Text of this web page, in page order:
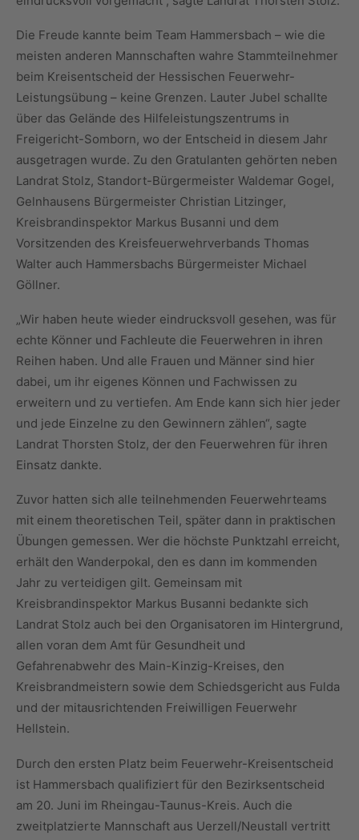
Die Freude kannte beim Team Hammersbach – wie die
meisten anderen Mannschaften wahre Stammteilnehmer
beim Kreisentscheid der Hessischen Feuerwehr-
Leistungsübung – keine Grenzen. Lauter Jubel schallte
über das Gelände des Hilfeleistungszentrums in
Freigericht-Somborn, wo der Entscheid in diesem Jahr
ausgetragen wurde. Zu den Gratulanten gehörten neben
Landrat Stolz, Standort-Bürgermeister Waldemar Gogel,
Gelnhausens Bürgermeister Christian Litzinger,
Kreisbrandinspektor Markus Busanni und dem
Vorsitzenden des Kreisfeuerwehrverbands Thomas
Walter auch Hammersbachs Bürgermeister Michael
Göllner.
„Wir haben heute wieder eindrucksvoll gesehen, was für
echte Könner und Fachleute die Feuerwehren in ihren
Reihen haben. Und alle Frauen und Männer sind hier
dabei, um ihr eigenes Können und Fachwissen zu
erweitern und zu vertiefen. Am Ende kann sich hier jeder
und jede Einzelne zu den Gewinnern zählen“, sagte
Landrat Thorsten Stolz, der den Feuerwehren für ihren
Einsatz dankte.
Zuvor hatten sich alle teilnehmenden Feuerwehrteams
mit einem theoretischen Teil, später dann in praktischen
Übungen gemessen. Wer die höchste Punktzahl erreicht,
erhält den Wanderpokal, den es dann im kommenden
Jahr zu verteidigen gilt. Gemeinsam mit
Kreisbrandinspektor Markus Busanni bedankte sich
Landrat Stolz auch bei den Organisatoren im Hintergrund,
allen voran dem Amt für Gesundheit und
Gefahrenabwehr des Main-Kinzig-Kreises, den
Kreisbrandmeistern sowie dem Schiedsgericht aus Fulda
und der mitausrichtenden Freiwilligen Feuerwehr
Hellstein.
Durch den ersten Platz beim Feuerwehr-Kreisentscheid
ist Hammersbach qualifiziert für den Bezirksentscheid
am 20. Juni im Rheingau-Taunus-Kreis. Auch die
zweitplatzierte Mannschaft aus Uerzell/Neustall vertritt